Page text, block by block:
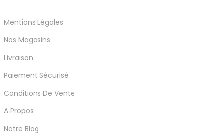
Mentions Légales
Nos Magasins
Livraison
Paiement Sécurisé
Conditions De Vente
A Propos
Notre Blog